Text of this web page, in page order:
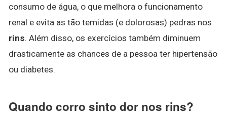
consumo de água, o que melhora o funcionamento
renal e evita as tão temidas (e dolorosas) pedras nos
rins. Além disso, os exercícios também diminuem
drasticamente as chances de a pessoa ter hipertensão
ou diabetes.
Quando corro sinto dor nos rins?